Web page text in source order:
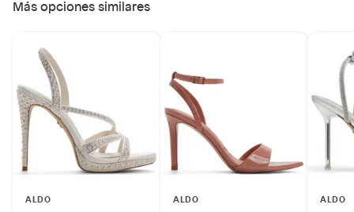
Más opciones similares
ALDO ALDO ALDO